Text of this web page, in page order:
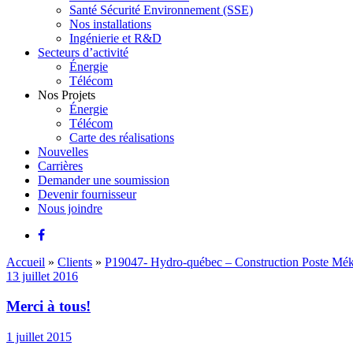
Santé Sécurité Environnement (SSE)
Nos installations
Ingénierie et R&D
Secteurs d’activité
Énergie
Télécom
Nos Projets
Énergie
Télécom
Carte des réalisations
Nouvelles
Carrières
Demander une soumission
Devenir fournisseur
Nous joindre
Accueil » Clients » P19047- Hydro-québec – Construction Poste
13 juillet 2016
Merci à tous!
1 juillet 2015